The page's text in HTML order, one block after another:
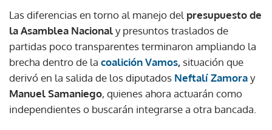
Las diferencias en torno al manejo del presupuesto de
la Asamblea Nacionaly presuntos traslados de
partidas poco transparentes terminaron ampliando la
brecha dentro de la coalición Vamos, situación que
derivó en la salida de los diputados Neftalí Zamoray
Manuel Samaniego, quienes ahora actuarán como
independientes o buscarán integrarse a otra bancada.